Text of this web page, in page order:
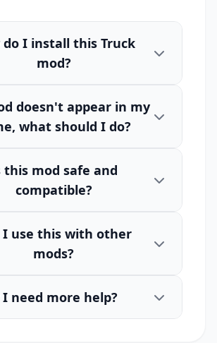
do I install this Truck
mod?
doesn't appear in my
what should I do?
this mod safe and
compatible?
I use this with other
mods?
need more help?